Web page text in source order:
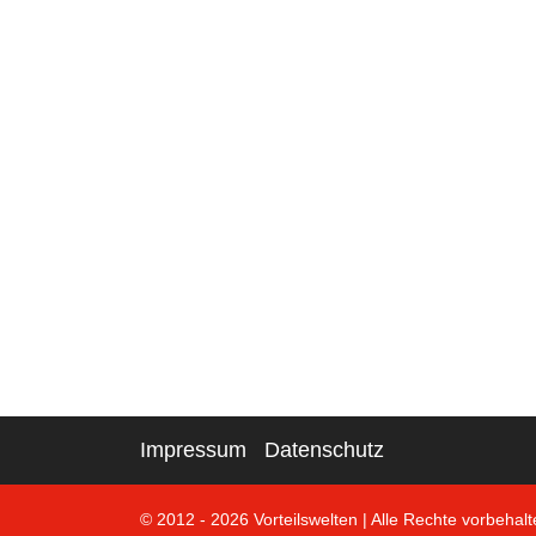
Impressum Datenschutz
© 2012 - 2026 Vorteilswelten | Alle Rechte